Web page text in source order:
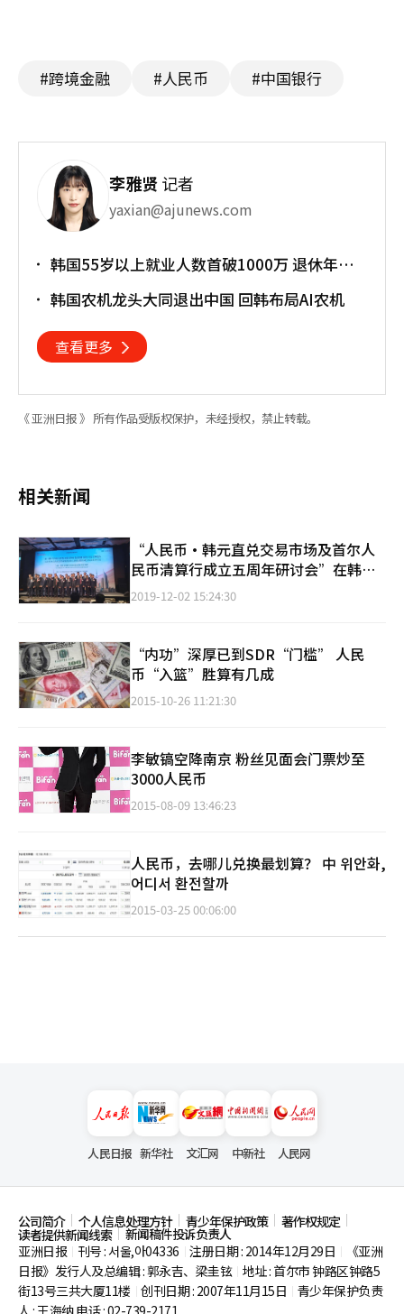
#跨境金融 #人民币 #中国银行
李雅贤记者
yaxian@ajunews.com
韩国55岁以上就业人数首破1000万 退休年龄
韩国农机龙头大同退出中国 回韩布局AI农机
查看更多
《 亚洲日报 》 所有作品受版权保护，未经授权，禁止转载。
相关新闻
“人民币·韩元直兑交易市场及首尔人
民币清算行成立五周年研讨会”在韩举
办
2019-12-02 15:24:30
“内功”深厚已到SDR“门槛” 人民
币“入篮”胜算有几成
2015-10-26 11:21:30
李敏镐空降南京 粉丝见面会门票炒至
3000人民币
2015-08-09 13:46:23
人民币，去哪儿兑换最划算？ 中 위안화,
어디서 환전할까
2015-03-25 00:06:00
人民日报 新华社 文汇网 中新社 人民网
公司简介 个人信息处理方针 青少年保护政策 著作权规定
读者提供新闻线索
新闻稿件投诉负责人
亚洲日报
刊号 : 서울,아04336 注册日期 : 2014年12月29日
《亚洲
日报》发行人及总编辑 : 郭永吉、梁圭铉 地址 : 首尔市钟路区钟路5
街13号三共大厦11楼 创刊日期 : 2007年11月15日
青少年保护负责
人 : 王海纳 电话 : 02-739-2171